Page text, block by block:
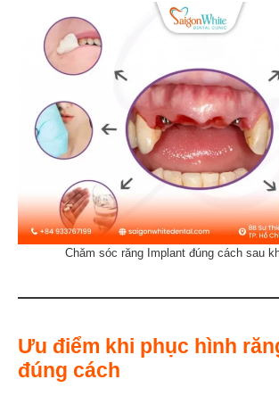
Chăm sóc răng Implant đúng cách sau
Ưu điểm khi phục hình
đúng cách